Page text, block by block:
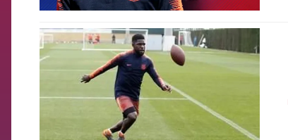
FCB Barcelona badge